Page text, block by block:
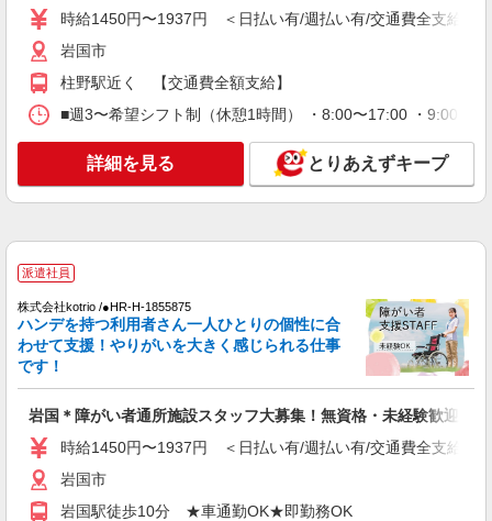
通費全支給(ガソリン代含む)＞
派遣社員
株式会社kotrio /●HR-H-2092709
時給1450円〜1937円 ＜日払い有/週払い有/交
キープ 詳細を見る
派遣社員
株式会社kotrio /●HR-H-1855456
経験歓迎！
通費全支給(ガソリン代含む)＞
時給1450円〜1937円 ＜日払い有/週払い有/交通費全支給(ガ
岩国市
柱野駅近く 【交通費全額支給】
■週3〜希望シフト制（休憩1時間） ・8:00〜17:00 ・9:00
詳細を見る とりあえずキープ
派遣社員
株式会社kotrio /●HR-H-1855875
ハンデを持つ利用者さん一人ひとりの個性に合
わせて支援！やりがいを大きく感じられる仕事
です！
岩国＊障がい者通所施設スタッフ大募集！無資格・未経験歓迎
時給1450円〜1937円 ＜日払い有/週払い有/交通費全支給(ガ
岩国市
岩国駅徒歩10分 ★車通勤OK★即勤務OK